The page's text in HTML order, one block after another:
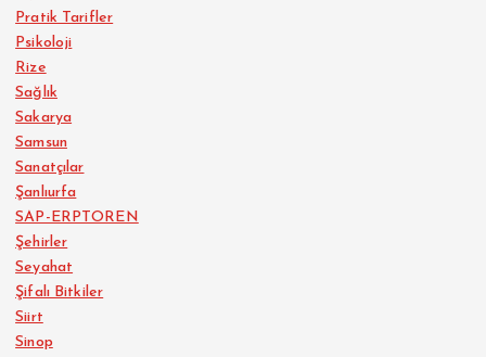
Pratik Tarifler
Psikoloji
Rize
Sağlık
Sakarya
Samsun
Sanatçılar
Şanlıurfa
SAP-ERPTOREN
Şehirler
Seyahat
Şifalı Bitkiler
Siirt
Sinop